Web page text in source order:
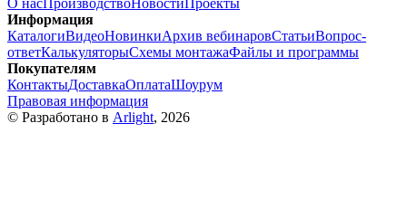
О насПроизводствоНовостиПроекты
Информация
КаталогиВидеоНовинкиАрхив вебинаровСтатьиВопрос-
ответКалькуляторыСхемы монтажаФайлы и программы
Покупателям
КонтактыДоставкаОплатаШоурум
Правовая информация
© Разработано в Arlight, 2026